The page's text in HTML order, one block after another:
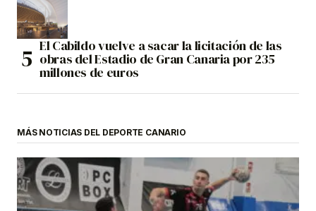
El Cabildo vuelve a sacar la licitación de las
obras del Estadio de Gran Canaria por 235
millones de euros
MÁS NOTICIAS DEL DEPORTE CANARIO